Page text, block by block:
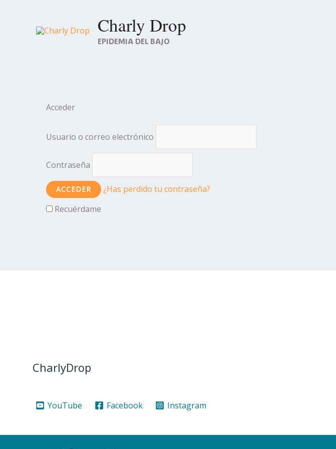
Charly Drop
EPIDEMIA DEL BAJO
Acceder
Usuario o correo electrónico
Contraseña
¿Has perdido tu contraseña?
Recuérdame
CharlyDrop
YouTube Facebook Instagram